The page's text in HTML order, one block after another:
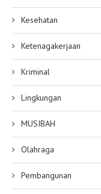
Kesehatan
Ketenagakerjaan
Kriminal
Lingkungan
MUSIBAH
Olahraga
Pembangunan